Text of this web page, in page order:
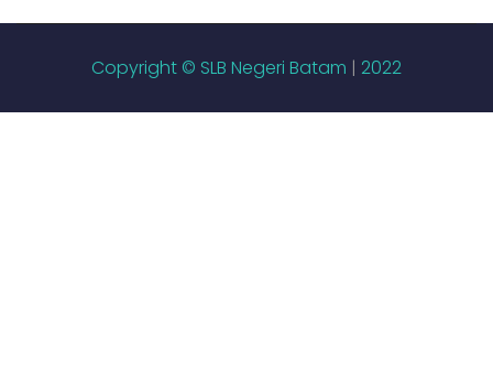
Copyright © SLB Negeri Batam | 2022